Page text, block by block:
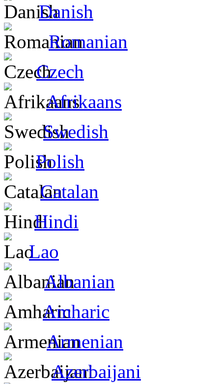
Danish
Romanian
Czech
Afrikaans
Swedish
Polish
Catalan
Hindi
Lao
Albanian
Amharic
Armenian
Azerbaijani